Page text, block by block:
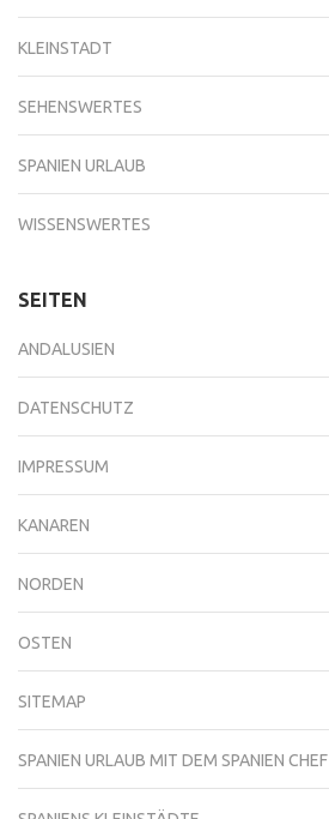
KLEINSTADT
SEHENSWERTES
SPANIEN URLAUB
WISSENSWERTES
SEITEN
ANDALUSIEN
DATENSCHUTZ
IMPRESSUM
KANAREN
NORDEN
OSTEN
SITEMAP
SPANIEN URLAUB MIT DEM SPANIEN CHEF